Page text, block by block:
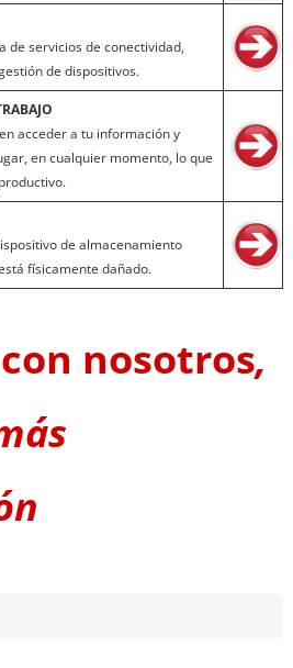
de servicios de conectividad,
de dispositivos.
acceder a tu información y
en cualquier momento, lo que
de almacenamiento
físicamente dañado.
nosotros,